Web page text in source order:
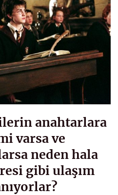
anahtarlara
varsa ve
neden hala
gibi ulaşım